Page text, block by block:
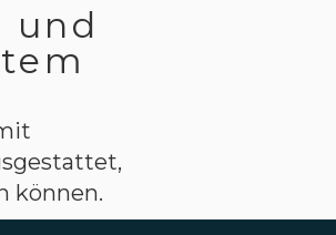
und
können.